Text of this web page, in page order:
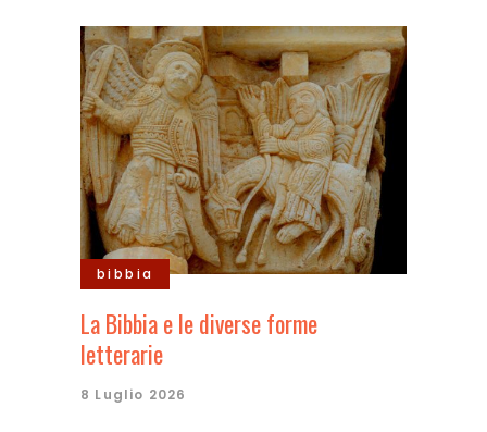
bibbia
La Bibbia e le diverse forme
letterarie
8 Luglio 2026